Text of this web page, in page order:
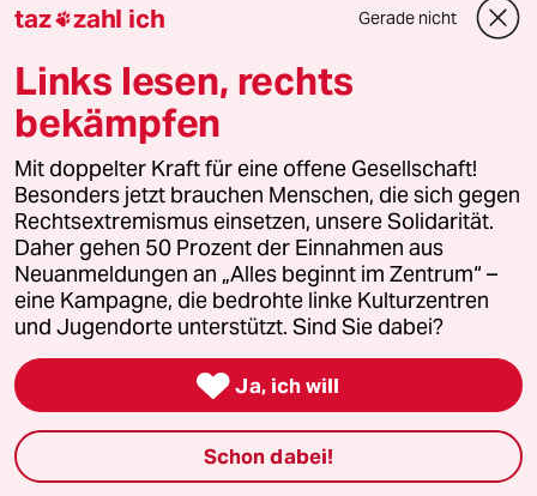
Downloads für Abonnierende
© 2026 taz Verlags und Vertriebs GmbH
Alle Rechte vorbehalten. Bei rechtlichen Fragen oder für Genehmigungen
wenden Sie sich bitte an
lizenzen@taz.de
Feedback Redaktionsstatut Kommune-Richtlinien
Leitlinie Informant Datenschutz Impressum AGB
Seitenwende Einwilligungen widerrufen (Ads)
taz zahl ich Gerade nicht
Links lesen, rechts
bekämpfen
Mit doppelter Kraft für eine offene Gesellschaft!
Besonders jetzt brauchen Menschen, die sich gegen
Rechtsextremismus einsetzen, unsere Solidarität.
Daher gehen 50 Prozent der Einnahmen aus
Neuanmeldungen an „Alles beginnt im Zentrum“ –
eine Kampagne, die bedrohte linke Kulturzentren
und Jugendorte unterstützt. Sind Sie dabei?
 Ja, ich will
Schon dabei!